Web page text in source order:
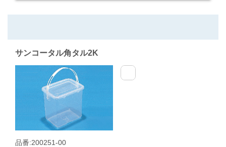
サンコータル角タル2K
品番:200251-00